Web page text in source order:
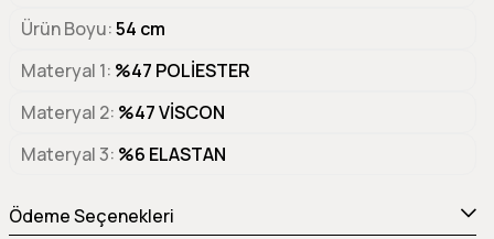
Ürün Boyu 54 cm
Materyal 1 %47 POLİESTER
Materyal 2 %47 VİSCON
Materyal 3 %6 ELASTAN
Ödeme Seçenekleri